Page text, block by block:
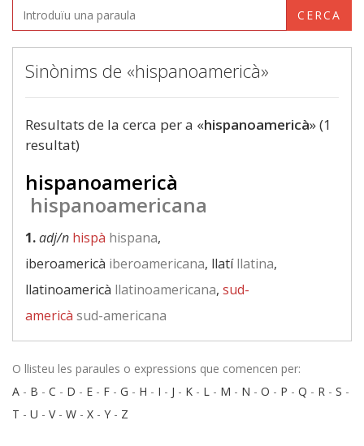
CERCA
Sinònims de «hispanoamericà»
Resultats de la cerca per a «hispanoamericà» (1
resultat)
hispanoamericà
hispanoamericana
1.adj/n hispà hispana,
iberoamericà iberoamericana, llatíllatina,
llatinoamericà llatinoamericana, sud-
americà sud-americana
O llisteu les paraules o expressions que comencen per:
A - B - C - D - E - F - G - H - I - J - K - L - M - N - O - P - Q - R - S -
T - U - V- W - X - Y - Z